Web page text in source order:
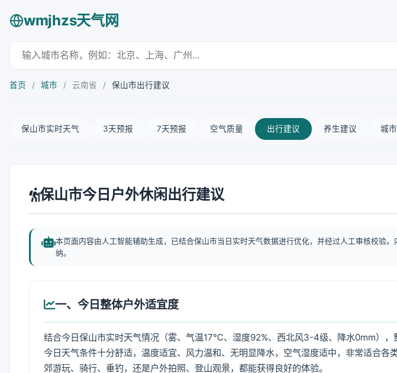
wmjhzs天气网
首页 / 城市 / 云南省 / 保山市出行建议
保山市实时天气 3天预报 7天预报 空气质量 出行建议 养生建议 城
保山市今日户外休闲出行建议
本页面内容由人工智能辅助生成，已结合保山市当日实时天气数据进行优化，并经过人工审核校验
纳。
一、今日整体户外适宜度
结合今日保山市实时天气情况（雾、气温17℃、湿度92%、西北风3-4级、降水0mm），
今日天气条件十分舒适，温度适宜、风力温和、无明显降水，空气湿度适中，非常适合各
郊游玩、骑行、垂钓，还是户外拍照、登山观景，都能获得良好的体验。